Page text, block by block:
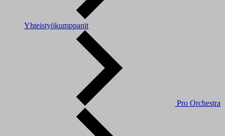
Yhteistyökumppanit
Pro Orchestra